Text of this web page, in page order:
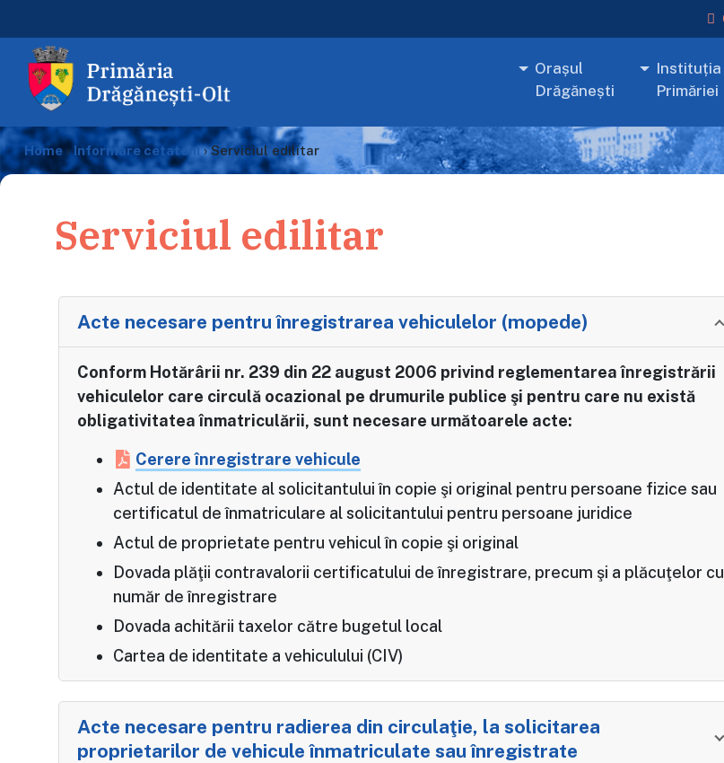
Orașul
Drăgănești
Instituția
Primăriei
Home›Informare cetateni›Serviciul edilitar
Serviciul edilitar
Acte necesare pentru înregistrarea vehiculelor (mopede)
Conform Hotărârii nr. 239 din 22 august 2006 privind reglementarea înregistrării
vehiculelor care circulă ocazional pe drumurile publice şi pentru care nu există
obligativitatea înmatriculării, sunt necesare următoarele acte:
Cerere înregistrare vehicule
Actul de identitate al solicitantului în copie şi original pentru persoane fizice sau
certificatul de înmatriculare al solicitantului pentru persoane juridice
Actul de proprietate pentru vehicul în copie şi original
Dovada plăţii contravalorii certificatului de înregistrare, precum şi a plăcuţelor cu
număr de înregistrare
Dovada achitării taxelor către bugetul local
Cartea de identitate a vehiculului (CIV)
Acte necesare pentru radierea din circulaţie, la solicitarea
proprietarilor de vehicule înmatriculate sau înregistrate